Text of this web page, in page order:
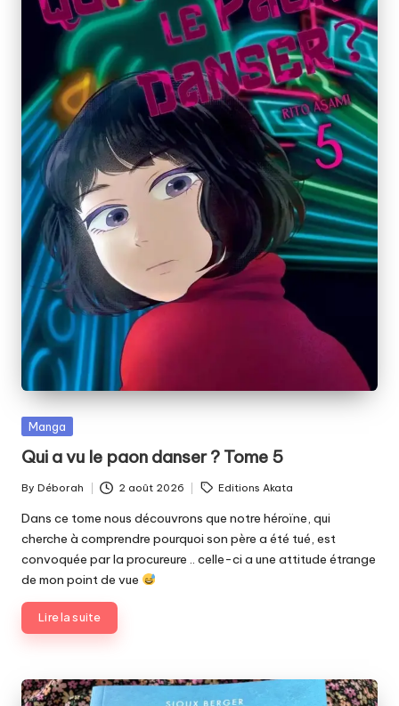
Posted
Manga
Qui a vu le paon danser ? Tome 5
Posted
by
By Déborah 2 août 2026
Tags: Editions Akata
Dans ce tome nous découvrons que notre héroïne, qui
cherche à comprendre pourquoi son père a été tué, est
convoquée par la procureure .. celle-ci a une attitude étrange
de mon point de vue
Lire la suite